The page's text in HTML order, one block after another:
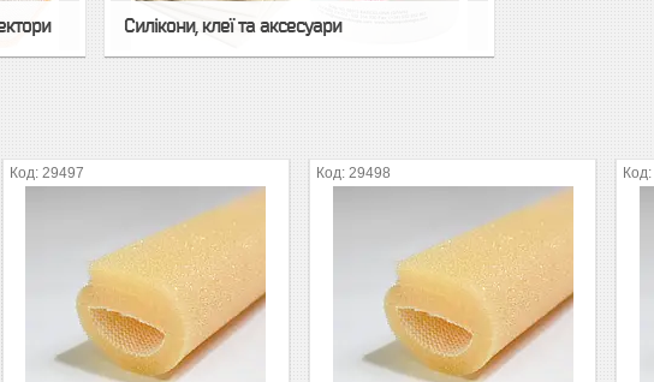
Силікони, клеї та аксесуари
29497 29498